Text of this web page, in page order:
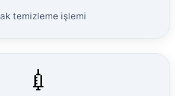
temizleme işlemi
💉